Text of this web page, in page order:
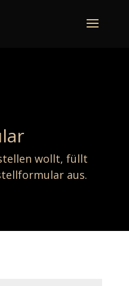
wollt, füllt
aus.